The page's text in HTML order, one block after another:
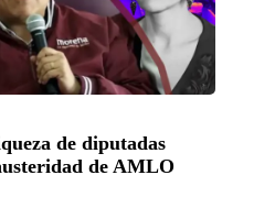
de diputadas
de AMLO